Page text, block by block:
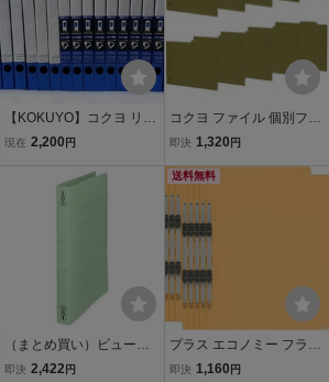
【KOKUYO】コクヨ リン
グファイル フ-URF420N
冊セット 中古【USED】
現在 2,200 円
コクヨ ファイル 個別フォ
ルダー NEOS A4 板紙 10
NEIF-DGX10SET
即決 1,320 円
（まとめ買い）ビュート
ン フラットファイルPP A
即決 2,422 円
送料無料
プラス エコノミー フラッ
トファイル A4縦 2穴 10冊
即決 1,160 円